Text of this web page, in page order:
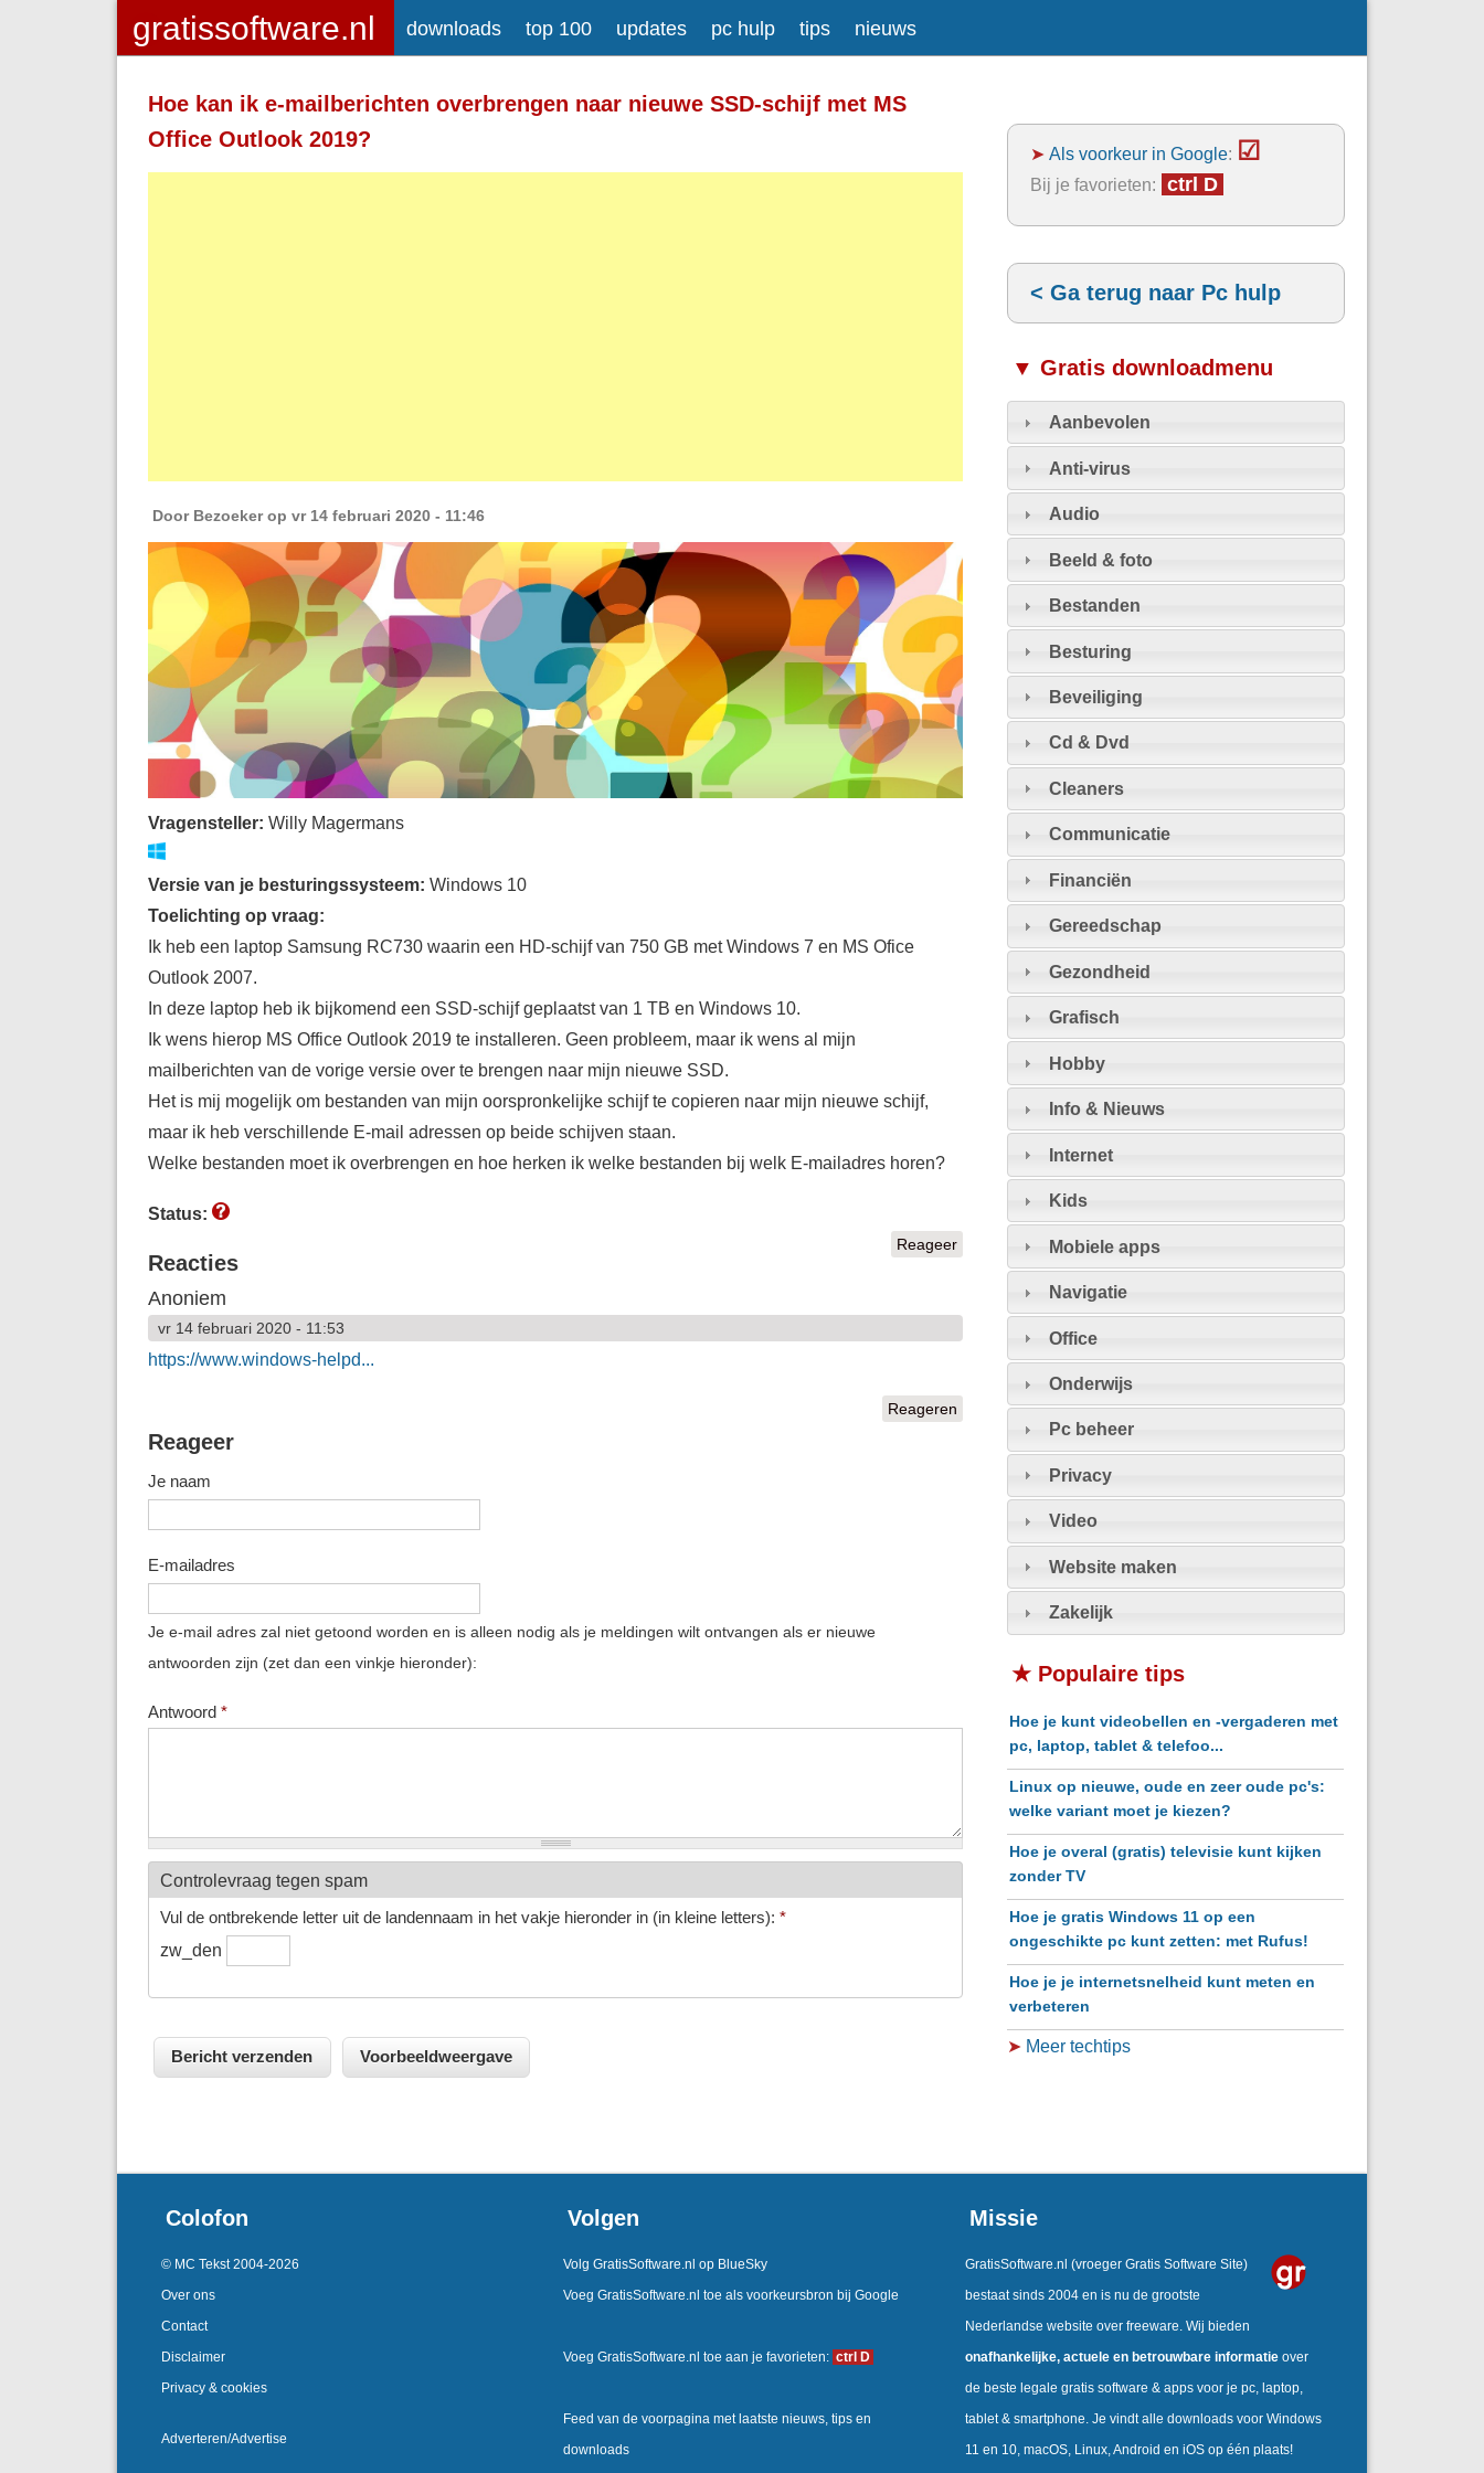
downloads top 100 updates pc hulp tips nieuws
Hoe kan ik e-mailberichten overbrengen naar nieuwe SSD-schijf met MS
Office Outlook 2019?
Door Bezoekerop vr 14 februari 2020 - 11:46
Vragensteller: Willy Magermans
Versie van je besturingssysteem: Windows 10
Toelichting op vraag:
Ik heb een laptop Samsung RC730 waarin een HD-schijf van 750 GB met Windows 7 en MS Ofice
Outlook 2007.
In deze laptop heb ik bijkomend een SSD-schijf geplaatst van 1 TB en Windows 10.
Ik wens hierop MS Office Outlook 2019 te installeren. Geen probleem, maar ik wens al mijn
mailberichten van de vorige versie over te brengen naar mijn nieuwe SSD.
Het is mij mogelijk om bestanden van mijn oorspronkelijke schijf te copieren naar mijn nieuwe schijf,
maar ik heb verschillende E-mail adressen op beide schijven staan.
Welke bestanden moet ik overbrengen en hoe herken ik welke bestanden bij welk E-mailadres horen?
Status:
Reageer
Reacties
Anoniem
vr 14 februari 2020 - 11:53
https://www.windows-helpd...
Reageren
Reageer
Je naam
E-mailadres
Je e-mail adres zal niet getoond worden en is alleen nodig als je meldingen wilt ontvangen als er nieuwe
antwoorden zijn (zet dan een vinkje hieronder):
Antwoord *
Meer informatie over tekstopmaak
Toegelaten HTML-tags: <a> <em>
<strong> <br> <br /> <i> <b> <p>
Regels en alinea's worden automatisch gesplitst.
Controlevraag tegen spam
Vul de ontbrekende letter uit de landennaam in het vakje hieronder in (in kleine letters): *
zw_den
➤Als voorkeur in Google: ☑
Bij je favorieten: ctrl D
< Ga terug naar Pc hulp
▼ Gratis downloadmenu
Aanbevolen
Anti-virus
Audio
Beeld & foto
Bestanden
Besturing
Beveiliging
Cd & Dvd
Cleaners
Communicatie
Financiën
Gereedschap
Gezondheid
Grafisch
Hobby
Info & Nieuws
Internet
Kids
Mobiele apps
Navigatie
Office
Onderwijs
Pc beheer
Privacy
Video
Website maken
Zakelijk
★ Populaire tips
Hoe je kunt videobellen en -vergaderen met
pc, laptop, tablet & telefoo...
Linux op nieuwe, oude en zeer oude pc's:
welke variant moet je kiezen?
Hoe je overal (gratis) televisie kunt kijken
zonder TV
Hoe je gratis Windows 11 op een
ongeschikte pc kunt zetten: met Rufus!
Hoe je je internetsnelheid kunt meten en
verbeteren
➤ Meer techtips
Colofon
© MC Tekst 2004-2026
Over ons
Contact
Disclaimer
Privacy & cookies
Adverteren/Advertise
Volgen
Volg GratisSoftware.nl op BlueSky
Voeg GratisSoftware.nl toe als voorkeursbron bij Google
Voeg GratisSoftware.nl toe aan je favorieten: ctrl D
Feed van de voorpagina met laatste nieuws, tips en
downloads
Missie
GratisSoftware.nl (vroeger Gratis Software Site)
bestaat sinds 2004 en is nu de grootste
Nederlandse website over freeware. Wij bieden
onafhankelijke, actuele en betrouwbare informatie over
de beste legale gratis software & apps voor je pc, laptop,
tablet & smartphone. Je vindt alle downloads voor Windows
11 en 10, macOS, Linux, Android en iOS op één plaats!